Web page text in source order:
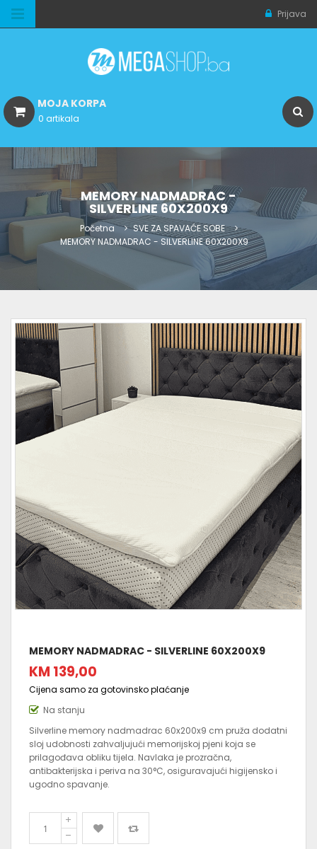
Prijava
MOJA KORPA
0 artikala
MEMORY NADMADRAC -
SILVERLINE 60X200X9
Početna
SVE ZA SPAVAĆE SOBE
MEMORY NADMADRAC - SILVERLINE 60X200X9
MEMORY NADMADRAC - SILVERLINE 60X200X9
KM 139,00
Cijena samo za gotovinsko plaćanje
Na stanju
Silverline memory nadmadrac 60x200x9 cm pruža dodatni
sloj udobnosti zahvaljujući memorijskoj pjeni koja se
prilagođava obliku tijela. Navlaka je prozračna,
antibakterijska i periva na 30°C, osiguravajući higijensko i
ugodno spavanje.